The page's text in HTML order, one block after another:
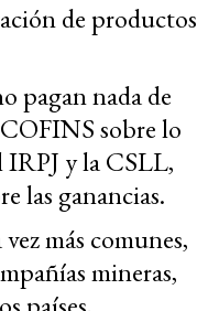
de productos
pagan nada de
sobre lo
y la CSLL,
las ganancias.
más comunes,
mineras,